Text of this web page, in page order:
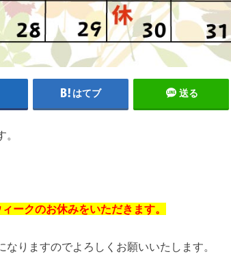
はてブ 送る
ークのお休みをいただきます。
りますのでよろしくお願いいたします。